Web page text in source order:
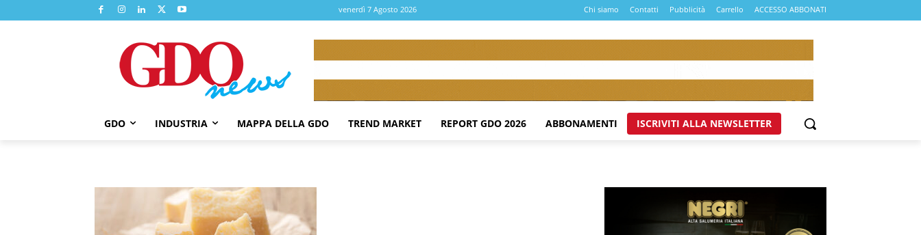
venerdì 7 Agosto 2026 Chi siamo Contatti Pubblicità Carrello ACCESSO ABBONATI
GDO INDUSTRIA MAPPA DELLA GDO TREND MARKET REPORT GDO 2026 ABBONAMENTI ISCRIVITI ALLA NEWSLETTER